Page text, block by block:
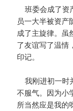
班委会成了资
员一大半被资产
成了主旋律。虽
了友谊写了温情
印记。
我刚进初一时
不服气。因为小
所当然应是我的